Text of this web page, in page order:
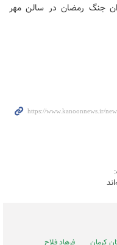
جنگ رمضان در سالن مهر
کرمان
فرهاد فلاح